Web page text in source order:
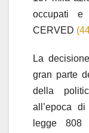
occupati
CERVED
La
gran parte
della
all’epoca
legge